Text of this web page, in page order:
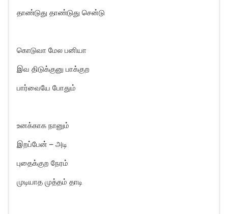
தாண்டுது தாண்டுது சென்டு
கொடுவா மேல பனியா
இவ திடுக்குனு பாக்குற
பார்வையே போதும்
உனக்காக நானும்
இறப்பேன் – அடி
புதைக்குற நேரம்
முடியாத முத்தம் தாடி